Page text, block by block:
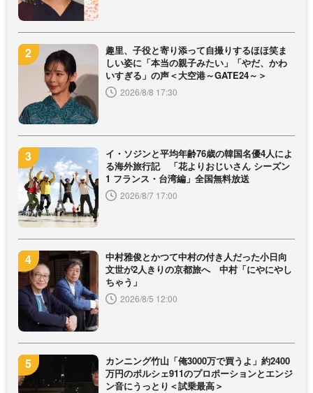
趣里、子役と寄り添って自撮りするほほ笑ま
しい姿に「本当の親子みたい」「やだ、かわ
いすぎる」の声＜大空港～GATE24～＞
2026/8/8 17:30
イ・ソジンと平均年齢76歳の韓国名優4人によ
る海外旅行記 「花よりおじいさん シーズン
1 フランス・台湾編」全国無料放送
2026/8/7 17:00
中村雅俊とかつて中村の付き人だった小日向
文世が2人きりの京都旅へ 中村「にやにやし
ちゃう」
2026/8/5 12:00
カンニング竹山「俺3000万で買うよ」約2400
万円のポルシェ911のプロポーションとエンジ
ン音にうっとり＜試乗最高＞